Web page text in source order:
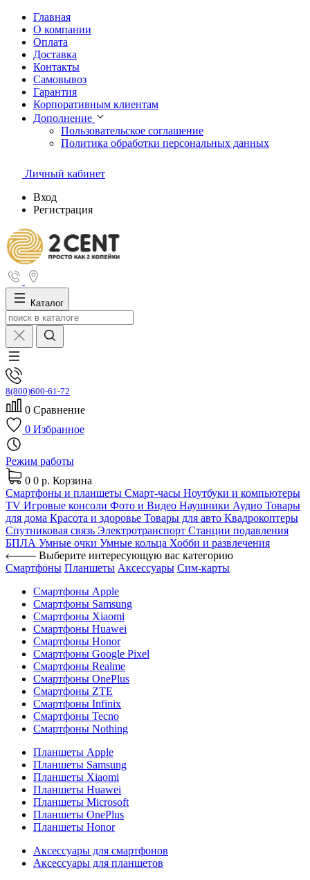
Главная
О компании
Оплата
Доставка
Контакты
Самовывоз
Гарантия
Корпоративным клиентам
Дополнение
Пользовательское соглашение
Политика обработки персональных данных
Личный кабинет
Вход
Регистрация
Каталог
8(800)600-61-72
0 Сравнение
0 Избранное
Режим работы
0 0 р. Корзина
Смартфоны и планшеты Смарт-часы Ноутбуки и компьютеры
TV Игровые консоли Фото и Видео Наушники Аудио Товары
для дома Красота и здоровье Товары для авто Квадрокоптеры
Спутниковая связь Электротранспорт Станции подавления
БПЛА Умные очки Умные кольца Хобби и развлечения
Выберите интересующую вас категорию
Смартфоны Планшеты Аксессуары Сим-карты
Смартфоны Apple
Смартфоны Samsung
Смартфоны Xiaomi
Смартфоны Huawei
Смартфоны Honor
Смартфоны Google Pixel
Смартфоны Realme
Смартфоны OnePlus
Смартфоны ZTE
Смартфоны Infinix
Смартфоны Tecno
Смартфоны Nothing
Планшеты Apple
Планшеты Samsung
Планшеты Xiaomi
Планшеты Huawei
Планшеты Microsoft
Планшеты OnePlus
Планшеты Honor
Аксессуары для смартфонов
Аксессуары для планшетов